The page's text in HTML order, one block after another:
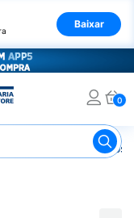
Baixar
0
para o